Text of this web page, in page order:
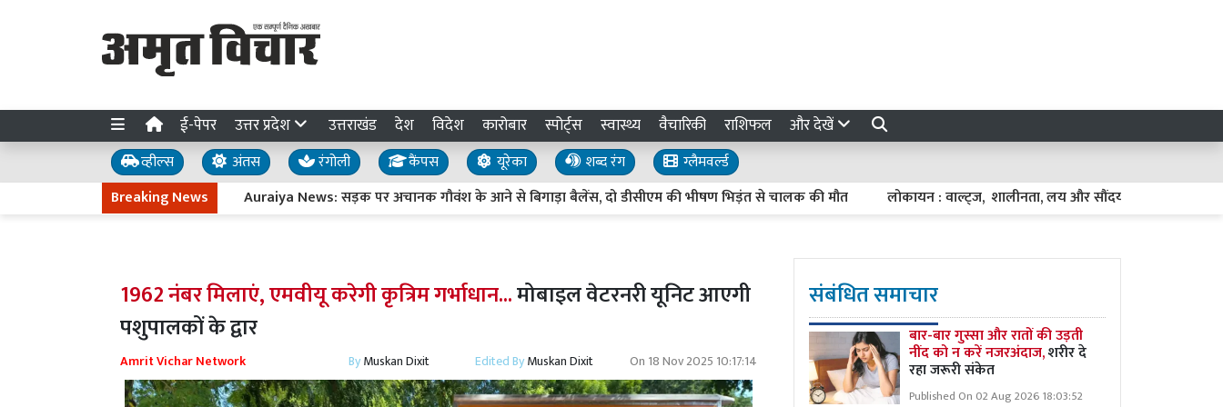
ई-पेपर उत्तर प्रदेश उत्तराखंड देश विदेश कारोबार स्पोर्ट्स स्वास्थ्य वैचारिकी राशिफल और देखें
व्हील्स अंतस रंगोली कैंपस यूरेका शब्द रंग
ग्लैमवर्ल्ड
Breaking NewsAuraiya News: सड़क पर अचानक गौवंश के आने से बिगाड़ा बैलेंस, दो डीसीएम की भीषण भिड़ंत से चालक की मौत लोकायन : वाल्ट्ज, शालीनता, लय और सौंदर्य का प्रतीक
1962 नंबर मिलाएं, एमवीयू करेगी कृत्रिम गर्भाधान...मोबाइल वेटरनरी यूनिट आएगी
पशुपालकों के द्वार
Amrit Vichar Network ByMuskan Dixit Edited ByMuskan Dixit On 18 Nov 2025 10:17:14
संबंधित समाचार
बार-बार गुस्सा और रातों की उड़ती
नींद को न करें नजरअंदाज,शरीर दे
रहा जरूरी संकेत
Published On 02 Aug 2026 18:03:52